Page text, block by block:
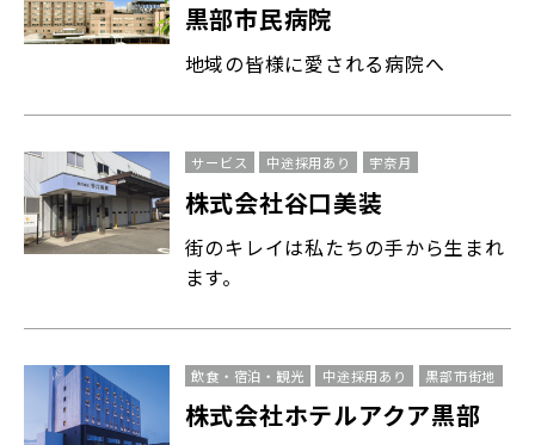
黒部市民病院
地域の皆様に愛される病院へ
サービス 中途採用あり 宇奈月
株式会社谷口美装
街のキレイは私たちの手から生まれ
ます。
飲食・宿泊・観光 中途採用あり 黒部市街地
株式会社ホテルアクア黒部